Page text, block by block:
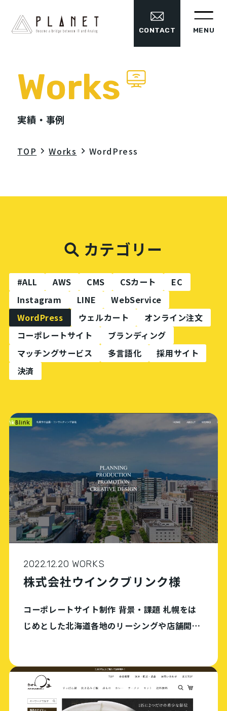
CONTACT MENU
Works
実績・事例
TOP Works WordPress
カテゴリー
#ALL AWS CMS CSカート
EC
Instagram
LINE
WebService
WordPress
ウェルカート
オンライン注文
コーポレートサイト
ブランディング
マッチングサービス
多言語化
採用サイト
決済
2022.12.20 WORKS
株式会社ウインクブリンク様
コーポレートサイト制作 背景・課題 札幌をは
じめとした北海道各地のリーシングや店舗開発
ページを教えてほしいと言われたり、実績を紹
介できる […]